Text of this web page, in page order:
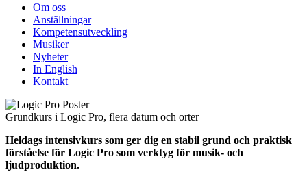
Om oss
Anställningar
Kompetensutveckling
Musiker
Nyheter
In English
Kontakt
Grundkurs i Logic Pro, flera datum och orter
Heldags intensivkurs som ger dig en stabil grund och praktisk
förståelse för Logic Pro som verktyg för musik- och
ljudproduktion.